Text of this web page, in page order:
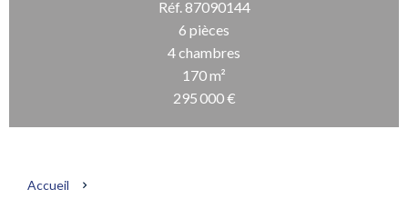
Réf. 87090144
6 pièces
4 chambres
170 m²
295 000 €
Accueil